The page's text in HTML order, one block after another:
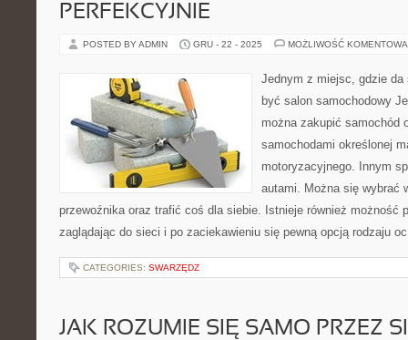
PERFEKCYJNIE
POSTED BY ADMIN GRU - 22 - 2025 MOŻLIWOŚĆ
Jednym z miejsc, gdzie
być salon samochodowy
można zakupić samochód
samochodami określonej
motoryzacyjnego. Innym
autami. Można się wybrać
przewoźnika oraz trafić coś dla siebie. Istnieje również możność
zaglądając do sieci i po zaciekawieniu się pewną opcją rodzaju
CATEGORIES: SWARZĘDZ
JAK ROZUMIE SIĘ SAMO PRZEZ